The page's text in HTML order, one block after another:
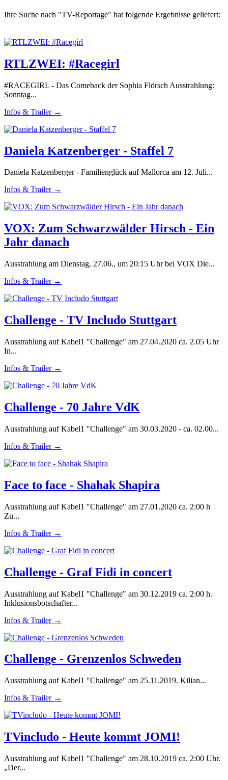
Ihre Suche nach "TV-Reportage" hat folgende Ergebnisse geliefert:
RTLZWEI: #Racegirl
#RACEGIRL - Das Comeback der Sophia Flörsch Ausstrahlung:
Sonntag...
Infos & Trailer →
Daniela Katzenberger - Staffel 7
Daniela Katzenberger - Familienglück auf Mallorca am 12. Juli...
Infos & Trailer →
VOX: Zum Schwarzwälder Hirsch - Ein
Jahr danach
Ausstrahlung am Dienstag, 27.06., um 20:15 Uhr bei VOX Die...
Infos & Trailer →
Challenge - TV Includo Stuttgart
Ausstrahlung auf Kabel1 "Challenge" am 27.04.2020 ca. 2.05 Uhr
In...
Infos & Trailer →
Challenge - 70 Jahre VdK
Ausstrahlung auf Kabel1 "Challenge" am 30.03.2020 - ca. 02.00...
Infos & Trailer →
Face to face - Shahak Shapira
Ausstrahlung auf Kabel1 "Challenge" am 27.01.2020 ca. 2:00 h
Zu...
Infos & Trailer →
Challenge - Graf Fidi in concert
Ausstrahlung auf Kabel1 "Challenge" am 30.12.2019 ca. 2:00 h.
Inklusionsbotschafter...
Infos & Trailer →
Challenge - Grenzenlos Schweden
Ausstrahlung auf Kabel1 "Challenge" am 25.11.2019. Kilian...
Infos & Trailer →
TVincludo - Heute kommt JOMI!
Ausstrahlung auf Kabel1 "Challenge" am 28.10.2019 ca. 2:00 Uhr.
„Der...